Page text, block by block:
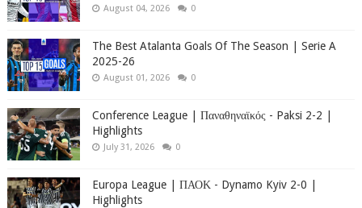
August 04, 2026 0
The Best Atalanta Goals Of The Season | Serie A
2025-26
August 01, 2026 0
Conference League | Παναθηναϊκός - Paksi 2-2 |
Highlights
July 31, 2026 0
Europa League | ΠΑΟΚ - Dynamo Kyiv 2-0 |
Highlights